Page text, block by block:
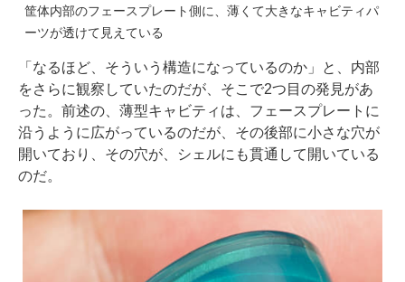
筐体内部のフェースプレート側に、薄くて大きなキャビティパ
ーツが透けて見えている
「なるほど、そういう構造になっているのか」と、内部
をさらに観察していたのだが、そこで2つ目の発見があ
った。前述の、薄型キャビティは、フェースプレートに
沿うように広がっているのだが、その後部に小さな穴が
開いており、その穴が、シェルにも貫通して開いている
のだ。